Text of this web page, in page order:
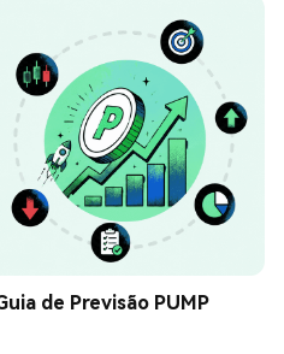
de Previsão PUMP